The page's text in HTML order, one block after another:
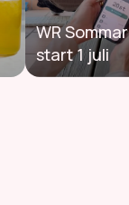
WR Sommar
start 1 juli